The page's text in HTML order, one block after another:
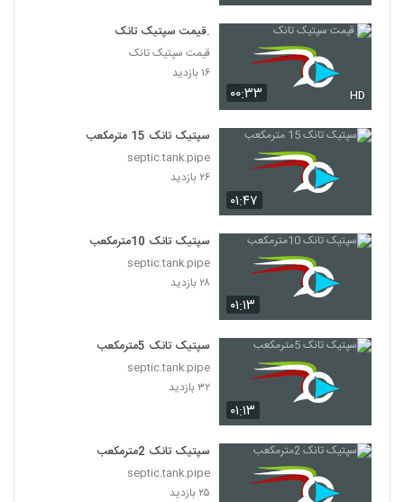
۰۰:۳۳ HD
.قیمت سپتیک تانک
قیمت سپتیک تانک
۱۶ بازدید
۰۱:۴۷
سپتیک تانک 15 مترمکعب
septic.tank.pipe
۲۶ بازدید
۰۱:۱۳
سپتیک تانک 10مترمکعب
septic.tank.pipe
۲۸ بازدید
۰۱:۱۳
سپتیک تانک 5مترمکعب
septic.tank.pipe
۳۲ بازدید
سپتیک تانک 2مترمکعب
septic.tank.pipe
۲۵ بازدید